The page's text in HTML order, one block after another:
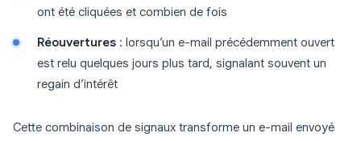
ont été cliquées et combien de fois
Réouvertures : lorsqu’un e-mail précédemment ouvert
est relu quelques jours plus tard, signalant souvent un
regain d’intérêt
Cette combinaison de signaux transforme un e-mail envoyé